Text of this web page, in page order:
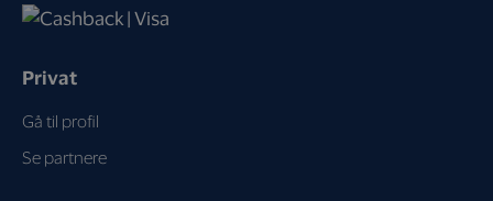
Privat
Gå til profil
Se partnere